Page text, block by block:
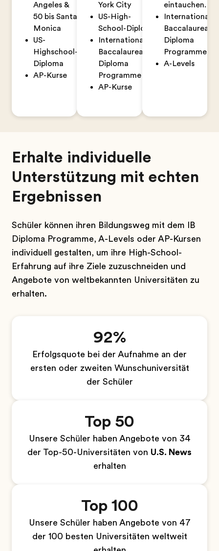
Angeles &
50 bis Santa
Monica
US-
Highschool-
Diploma
AP-Kurse
York City
US-High-
School-Diploma
International
Baccalaureate®
Diploma
Programme
AP-Kurse
eintauchen.
International
Diploma
Programme
A-Levels
Erhalte individuelle
Unterstützung mit echten
Ergebnissen
Schüler können ihren Bildungsweg mit dem IB
Diploma Programme, A-Levels oder AP-Kursen
individuell gestalten, um ihre High-School-
Erfahrung auf ihre Ziele zuzuschneiden und
Angebote von weltbekannten Universitäten zu
erhalten.
92%
Erfolgsquote bei der Aufnahme an der
ersten oder zweiten Wunschuniversität
der Schüler
Top 50
Unsere Schüler haben Angebote von 34
der Top-50-Universitäten von U.S. News
erhalten
Top 100
Unsere Schüler haben Angebote von 47
der 100 besten Universitäten weltweit